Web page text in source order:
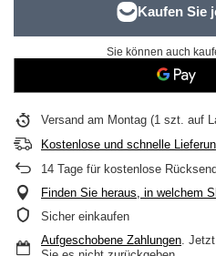
Sie können auch
Versand am Montag (1 szt. auf
Kostenlose und schnelle
14 Tage für kostenlose
Finden Sie heraus, in welchem
Sicher einkaufen
Aufgeschobene Zahlungen.